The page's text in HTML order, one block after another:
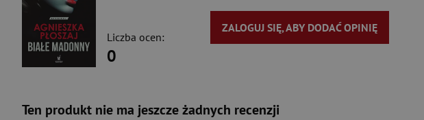
Liczba ocen:
0
ZALOGUJ SIĘ, ABY DODAĆ OPINIĘ
Ten produkt nie ma jeszcze żadnych recenzji